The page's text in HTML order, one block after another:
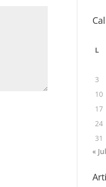
L
3
10
17
24
31
« Jul